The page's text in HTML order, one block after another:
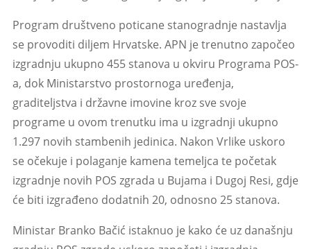
Program društveno poticane stanogradnje nastavlja
se provoditi diljem Hrvatske. APN je trenutno započeo
izgradnju ukupno 455 stanova u okviru Programa POS-
a, dok Ministarstvo prostornoga uređenja,
graditeljstva i državne imovine kroz sve svoje
programe u ovom trenutku ima u izgradnji ukupno
1.297 novih stambenih jedinica. Nakon Vrlike uskoro
se očekuje i polaganje kamena temeljca te početak
izgradnje novih POS zgrada u Bujama i Dugoj Resi, gdje
će biti izgrađeno dodatnih 20, odnosno 25 stanova.
Ministar Branko Bačić istaknuo je kako će uz današnju